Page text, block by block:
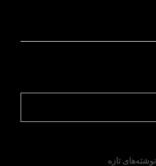
نوشته‌های تازه